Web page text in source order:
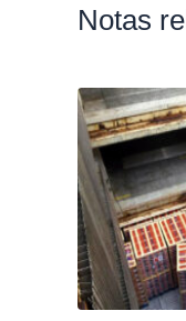
Notas